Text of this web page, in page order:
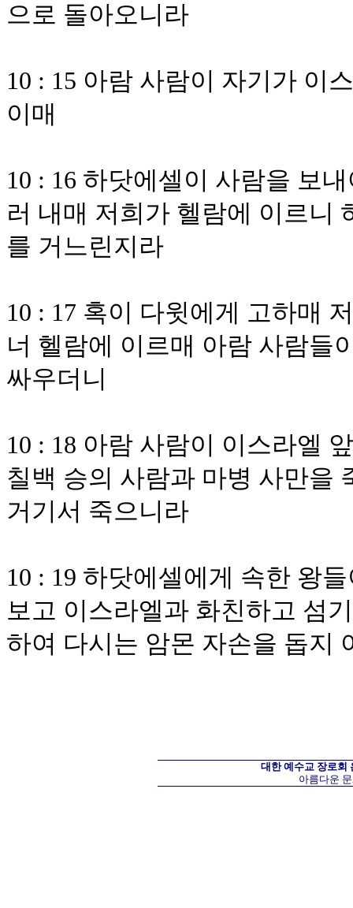
으로 돌아오니라
10 : 15 아람 사람이 자기가 이
이매
10 : 16 하닷에셀이 사람을 보
러 내매 저희가 헬람에 이르니
를 거느린지라
10 : 17 혹이 다윗에게 고하매
너 헬람에 이르매 아람 사람들
싸우더니
10 : 18 아람 사람이 이스라엘
칠백 승의 사람과 마병 사만을
거기서 죽으니라
10 : 19 하닷에셀에게 속한 왕
보고 이스라엘과 화친하고 섬
하여 다시는 암몬 자손을 돕지
대한 예수교 장로회
아름다운